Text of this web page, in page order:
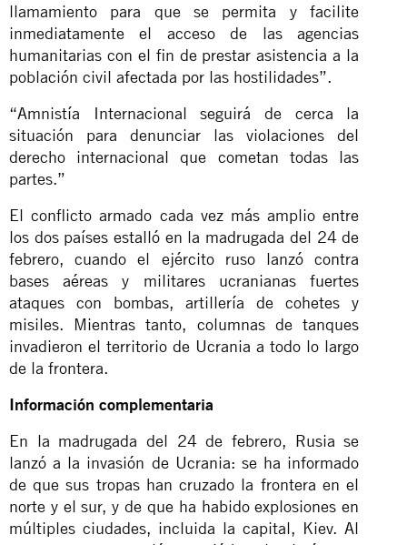
llamamiento para que se permita y facilite
inmediatamente el acceso de las agencias
humanitarias con el fin de prestar asistencia a la
población civil afectada por las hostilidades”.
“Amnistía Internacional seguirá de cerca la
situación para denunciar las violaciones del
derecho internacional que cometan todas las
partes.”
El conflicto armado cada vez más amplio entre
los dos países estalló en la madrugada del 24 de
febrero, cuando el ejército ruso lanzó contra
bases aéreas y militares ucranianas fuertes
ataques con bombas, artillería de cohetes y
misiles. Mientras tanto, columnas de tanques
invadieron el territorio de Ucrania a todo lo largo
de la frontera.
Información complementaria
En la madrugada del 24 de febrero, Rusia se
lanzó a la invasión de Ucrania: se ha informado
de que sus tropas han cruzado la frontera en el
norte y el sur, y de que ha habido explosiones en
múltiples ciudades, incluida la capital, Kiev. Al